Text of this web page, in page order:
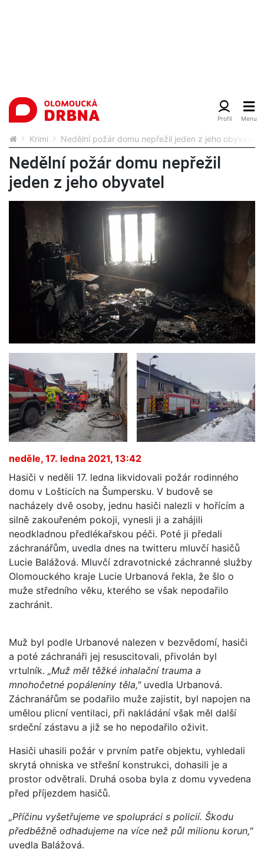
Krimi Nedělní požár domu nepřežil jeden z jeho obyvatel
Nedělní požár domu nepřežil
jeden z jeho obyvatel
neděle, 17. ledna 2021, 13:42
Hasiči v neděli 17. ledna likvidovali požár rodinného
domu v Lošticích na Šumpersku. V budově se
nacházely dvě osoby, jednu hasiči nalezli v hořícím a
silně zakouřeném pokoji, vynesli ji a zahájili
neodkladnou předlékařskou péči. Poté ji předali
záchranářům, uvedla dnes na twitteru mluvčí hasičů
Lucie Balážová. Mluvčí zdravotnické záchranné služby
Olomouckého kraje Lucie Urbanová řekla, že šlo o
muže středního věku, kterého se však nepodařilo
zachránit.
Muž byl podle Urbanové nalezen v bezvědomí, hasiči
a poté záchranáři jej resuscitovali, přivolán byl
vrtulník. „Muž měl těžké inhalační trauma a
mnohočetné popáleniny těla,"uvedla Urbanová.
Záchranářům se podařilo muže zajistit, byl napojen na
umělou plicní ventilaci, při nakládání však měl další
srdeční zástavu a již se ho nepodařilo oživit.
Hasiči uhasili požár v prvním patře objektu, vyhledali
skrytá ohniska ve střešní konstrukci, dohasili je a
prostor odvětrali. Druhá osoba byla z domu vyvedena
před příjezdem hasičů.
„Příčinu vyšetřujeme ve spolupráci s policií. Škodu
předběžně odhadujeme na více než půl milionu korun,"
uvedla Balážová.